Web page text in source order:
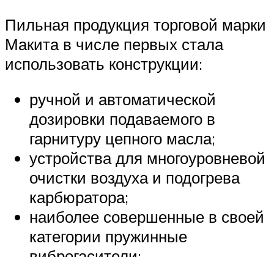
Пильная продукция торговой марки
Макита в числе первых стала
использовать конструкции:
ручной и автоматической
дозировки подаваемого в
гарнитуру цепного масла;
устройства для многоуровневой
очистки воздуха и подогрева
карбюратора;
наиболее совершенные в своей
категории пружинные